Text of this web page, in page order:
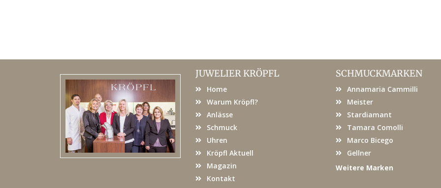
JUWELIER KRÖPFL
Home
Warum Kröpfl?
Anlässe
Schmuck
Uhren
Kröpfl Aktuell
Magazin
Kontakt
SCHMUCKMARKEN
Annamaria Cammilli
Meister
Stardiamant
Tamara Comolli
Marco Bicego
Gellner
Weitere Marken